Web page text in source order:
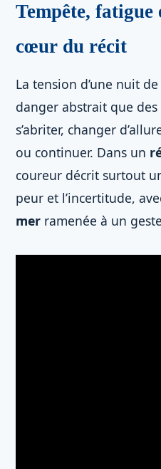
Tempête, fatigue
cœur du récit
La tension d’une nuit
danger abstrait que
s’abriter, changer
ou continuer. Dans un
coureur décrit surtout
peur et l’incertitude,
mer ramenée à un